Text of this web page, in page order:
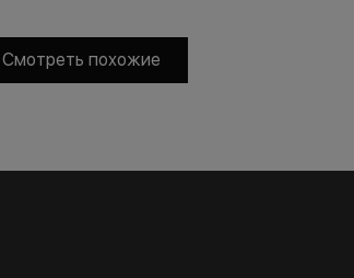
Смотреть похожие